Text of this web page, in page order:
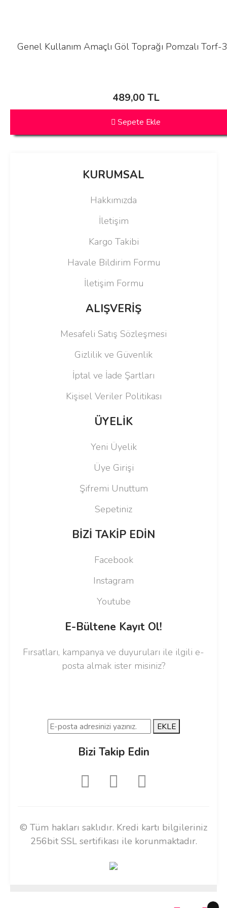
Genel Kullanım Amaçlı Göl Toprağı Pomzalı
489,00 TL
Sepete Ekle
KURUMSAL
Hakkımızda
İletişim
Kargo Takibi
Havale Bildirim Formu
İletişim Formu
ALIŞVERİŞ
Mesafeli Satış Sözleşmesi
Gizlilik ve Güvenlik
İptal ve İade Şartları
Kişisel Veriler Politikası
ÜYELİK
Yeni Üyelik
Üye Girişi
Şifremi Unuttum
Sepetiniz
BİZİ TAKİP EDİN
Facebook
Instagram
Youtube
E-Bültene Kayıt Ol!
Fırsatları, kampanya ve duyuruları ile ilgili e-
posta almak ister misiniz?
EKLE
Bizi Takip Edin
© Tüm hakları saklıdır. Kredi kartı bilgileriniz
256bit SSL sertifikası ile korunmaktadır.